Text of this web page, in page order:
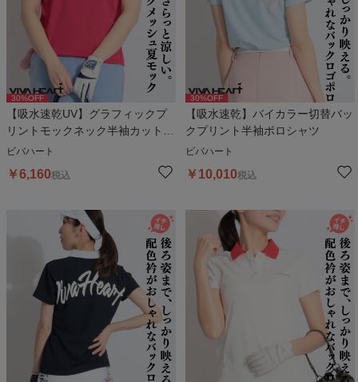
30%OFF
【吸水速乾UV】グラフィックプ
リントモックネック半袖カットソ
ー
ビバハート
￥6,160税込
30%OFF
【吸水速乾】バイカラー切替バッ
クプリント半袖ポロシャツ
ビバハート
￥ 10,010税込